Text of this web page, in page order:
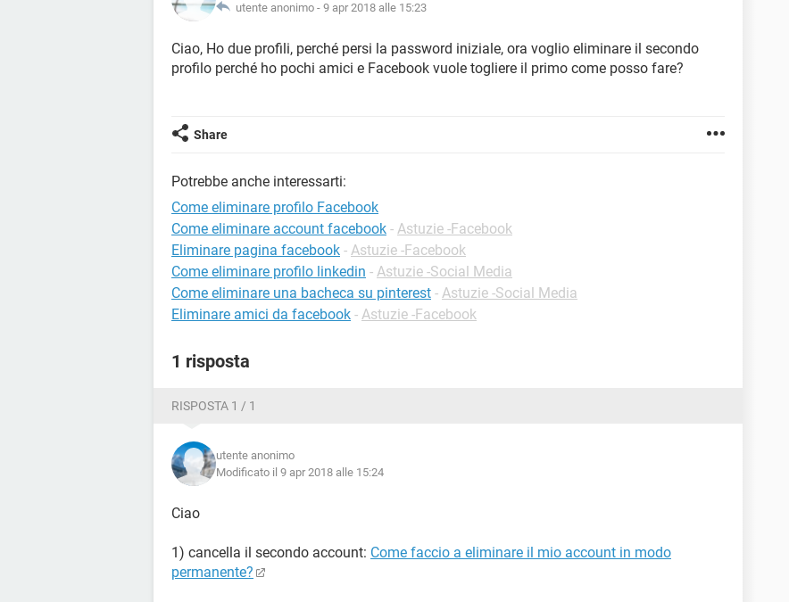
utente anonimo - 9 apr 2018 alle 15:23
Ciao, Ho due profili, perché persi la password iniziale, ora voglio eliminare il secondo
profilo perché ho pochi amici e Facebook vuole togliere il primo come posso fare?
Share
Potrebbe anche interessarti:
Come eliminare profilo Facebook
Come eliminare account facebook - Astuzie -Facebook
Eliminare pagina facebook - Astuzie -Facebook
Come eliminare profilo linkedin - Astuzie -Social Media
Come eliminare una bacheca su pinterest - Astuzie -Social Media
Eliminare amici da facebook - Astuzie -Facebook
1 risposta
RISPOSTA 1 / 1
utente anonimo
Modificato il 9 apr 2018 alle 15:24
Ciao
1) cancella il secondo account: Come faccio a eliminare il mio account in modo
permanente?